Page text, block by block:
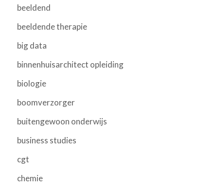
beeldend
beeldende therapie
big data
binnenhuisarchitect opleiding
biologie
boomverzorger
buitengewoon onderwijs
business studies
cgt
chemie